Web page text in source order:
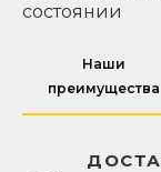
состоянии
Наши
преимущества